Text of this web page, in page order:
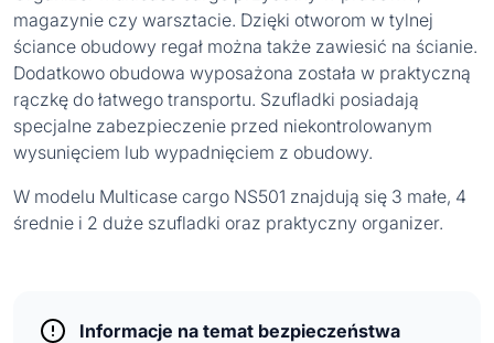
magazynie czy warsztacie. Dzięki otworom w tylnej
ściance obudowy regał można także zawiesić na ścianie.
Dodatkowo obudowa wyposażona została w praktyczną
rączkę do łatwego transportu. Szufladki posiadają
specjalne zabezpieczenie przed niekontrolowanym
wysunięciem lub wypadnięciem z obudowy.
W modelu Multicase cargo NS501 znajdują się 3 małe, 4
średnie i 2 duże szufladki oraz praktyczny organizer.
Informacje na temat bezpieczeństwa